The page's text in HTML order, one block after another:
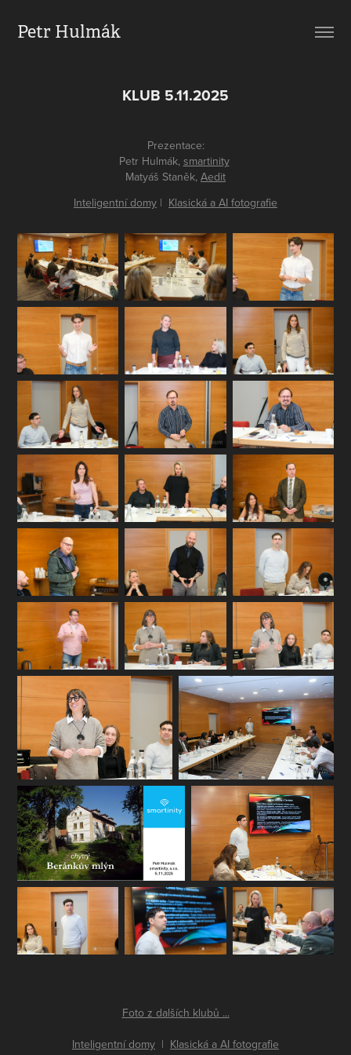
Petr Hulmák
KLUB 5.11.2025
Prezentace:
Petr Hulmák, smartinity
Matyáš Staněk, Aedit
Inteligentní domy | Klasická a AI fotografie
Foto z dalších klubů ...
Inteligentní domy | Klasická a AI fotografie